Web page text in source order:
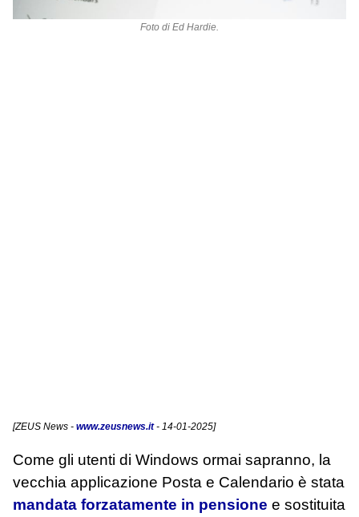
Foto di Ed Hardie
[ZEUS News - www.zeusnews.it- 14-01-2025]
Come gli utenti di Windows ormai sapranno, la
vecchia applicazione Posta e Calendario è stata
mandata forzatamente in pensione e sostituita